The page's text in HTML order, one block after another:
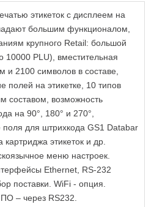
этикеток с дисплеем на
большим функционалом,
крупного Retail: большой
10000 PLU), вместительная
и 2100 символов в составе,
полей на этикетке, 10 типов
составом, возможность
на 90°, 180° и 270°,
поля для штрихкода GS1 Databar
этикеток и др.
меню настроек.
Ethernet, RS-232
поставки. WiFi - опция.
– через RS232.